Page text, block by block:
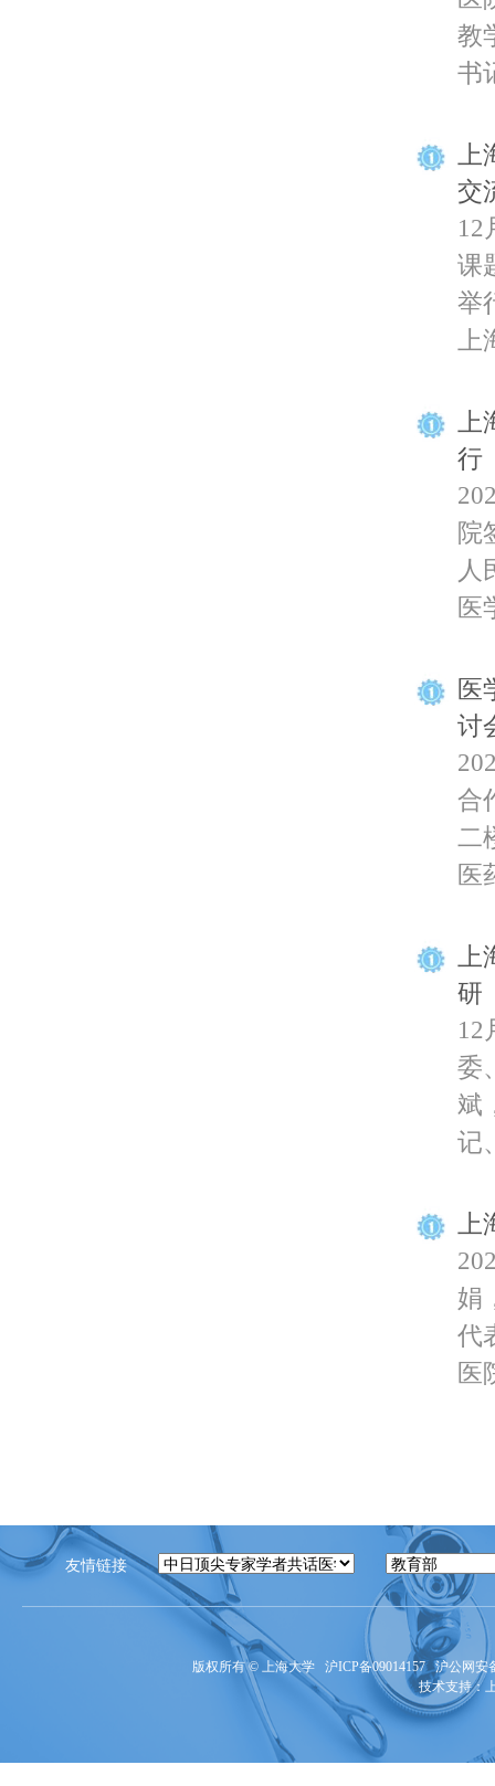
教
书
上
交
12
课
举
上
上
行
院
人
医
医
讨
合
二
医
上
研
12
委
斌
记
上
娟
代
医
友情链接
版权所有 © 上海大学 沪ICP备09014157 沪公网安
技术支持：